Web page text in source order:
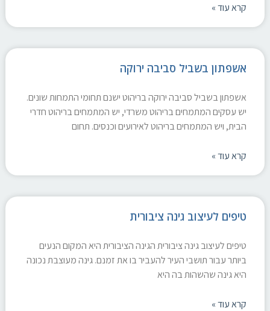
קרא עוד »
אשפתון בשביל סביבה ירוקה
אשפתון בשביל סביבה ירוקה בריהוט ישנם תחומי התמחות שונים.
יש עסקים המתמחים בריהוט משרדי, יש המתמחים בריהוט חדרי
הבית, ויש המתמחים בריהוט לאירועים וכנסים. תחום
קרא עוד »
טיפים לעיצוב גינה ציבורית
טיפים לעיצוב גינה ציבורית הגינה הציבורית היא המקום הנעים
ביותר עבור תושבי העיר להעביר בו את זמנם. גינה מעוצבת נכונה
היא גינה שהשהות בה היא
קרא עוד »